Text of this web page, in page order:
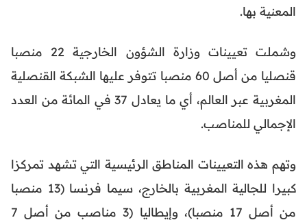
المعنية بها.
وشملت تعيينات وزارة الشؤون الخارجية 22 منصبا
قنصليا من أصل 60 منصبا تتوفر عليها الشبكة القنصلية
المغربية عبر العالم، أي ما يعادل 37 في المائة من العدد
الإجمالي للمناصب.
وتهم هذه التعيينات المناطق الرئيسية التي تشهد تمركزا
كبيرا للجالية المغربية بالخارج، سيما فرنسا (13 منصبا
من أصل 17 منصبا)، وإيطاليا (3 مناصب من أصل 7